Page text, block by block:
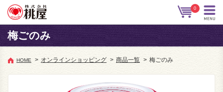
0
梅ごのみ
HOME > オンラインショッピング > 商品一覧 > 梅ごのみ